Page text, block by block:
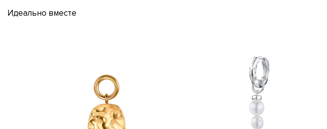
Идеально вместе